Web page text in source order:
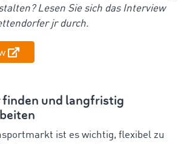
Lesen Sie sich das Interview
jr durch.
finden und langfristig
ist es wichtig, flexibel zu